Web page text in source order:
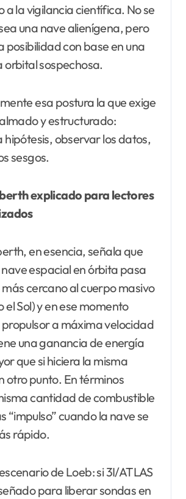
a la vigilancia científica. No se
una nave alienígena, pero
posibilidad con base en una
orbital sospechosa.
esa postura la que exige
y estructurado:
hipótesis, observar los datos,
sesgos.
explicado para lectores
en esencia, señala que
espacial en órbita pasa
cercano al cuerpo masivo
el Sol) y en ese momento
propulsor a máxima velocidad
una ganancia de energía
que si hiciera la misma
otro punto. En términos
cantidad de combustible
“impulso” cuando la nave se
rápido.
de Loeb: si 3I/ATLAS
para liberar sondas en